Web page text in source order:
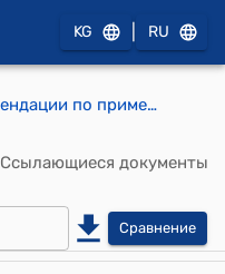
KG RU
Методические рекомендации по применению Плана счетов бухгалтерского учета финансово-хозяйственной деятельности страховых организаций ( Утверждены приказом Министерства финансов Кыргызской Республики от 30 июня 2005 года № 160-п)
Ссылающиеся документы
Сравнение